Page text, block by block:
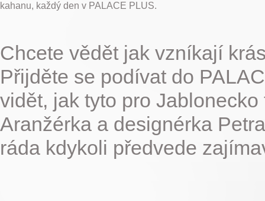
kahanu, každý den v PALACE PLUS.
Chcete vědět jak vzníkají
Přijděte se podívat do
vidět, jak tyto pro
Aranžérka a designérka
ráda kdykoli předvede